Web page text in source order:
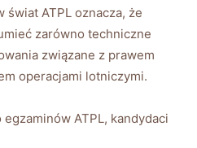
ATPL oznacza, że
zarówno techniczne
związane z prawem
operacjami lotniczymi.
ATPL, kandydaci